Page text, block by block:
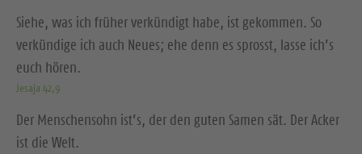
Siehe, was ich früher verkündigt habe, ist gekommen. So
verkündige ich auch Neues; ehe denn es sprosst, lasse ich’s
euch hören.
Jesaja 42,9
Der Menschensohn ist’s, der den guten Samen sät. Der Acker
ist die Welt.